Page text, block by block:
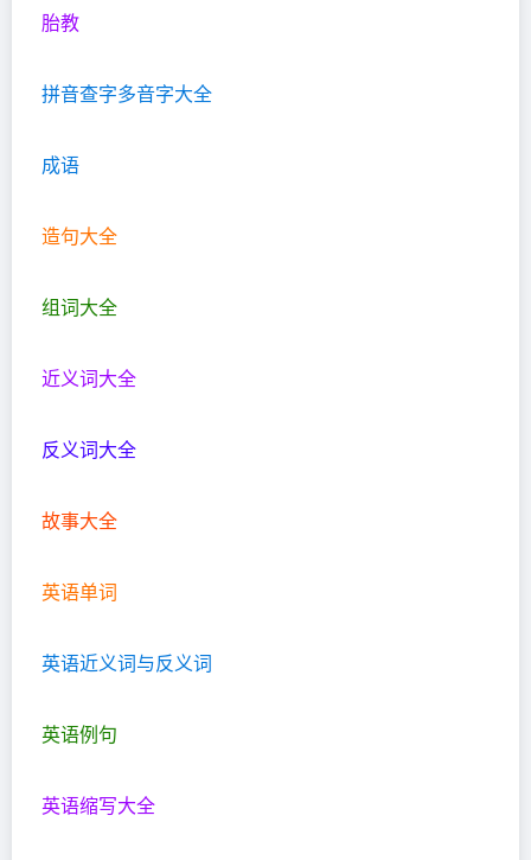
胎教
拼音查字多音字大全
成语
造句大全
组词大全
近义词大全
反义词大全
故事大全
英语单词
英语近义词与反义词
英语例句
英语缩写大全